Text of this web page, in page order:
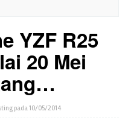
YZF R25
20 Mei
pada10/05/2014